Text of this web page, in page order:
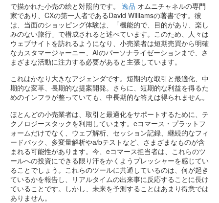
で描かれた小売の絵と対照的です。 逸品 オムニチャネルの専門
家であり、CXの第一人者であるDavid Williamsの著書です。彼
は、当面のショッピング体験は、「機能的で、目的があり、楽し
みのない旅行」で構成されると述べています。このため、人々は
ウェブサイトを訪れるようになり、小売業者は短期売買から明確
なカスタマージャーニー、AIのパーソナライゼーションまで、さ
まざまな活動に注力する必要があると主張しています。
これはかなり大きなアジェンダです。短期的な取引と最適化、中
期的な変革、長期的な提案開発。さらに、短期的な利益を得るた
めのインフラが整っていても、中長期的な答えは得られません。
ほとんどの小売業者は、取引と最適化をサポートするために、テ
クノロジースタックを利用しています。eコマース・プラットフ
ォームだけでなく、ウェブ解析、セッション記録、継続的なフィ
ードバック、多変量解析やa/bテストなど、さまざまなものが含
まれる可能性があります。今、eコマース担当者は、これらのツ
ールへの投資にできる限り汗をかくようプレッシャーを感じてい
ることでしょう。これらのツールに共通しているのは、何が起き
ているかを報告し、リアルタイムの出来事に反応することに長け
ていることです。しかし、未来を予測することはあまり得意では
ありません。